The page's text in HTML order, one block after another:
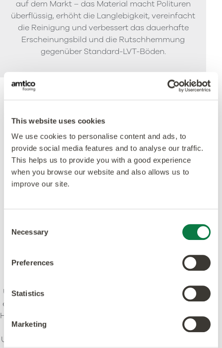
This website uses cookies
We use cookies to personalise content and ads, to
provide social media features and to analyse our traffic.
This helps us to provide you with a good experience
when you browse our website and also allows us to
improve our site.
Selection
Necessary
Preferences
Statistics
Marketing
auf dem Markt – das Material macht Polituren
überflüssig, erhöht die Langlebigkeit, vereinfacht
die Reinigung und verbessert das dauerhafte
Erscheinungsbild und die Rutschhemmung
gegenüber Standard-LVT-Böden.
Gütesiegel
Unser Anspruch ist es, Kreativität und Innovation mit
einem Höchstmaß an Qualität zu verbinden - Design,
Herstellung, Produkt und Service. Wir bekennen uns zu
führenden Standards und setzen uns dafür ein, das
Umweltbewusstsein in der Branche zu stärken. Unsere